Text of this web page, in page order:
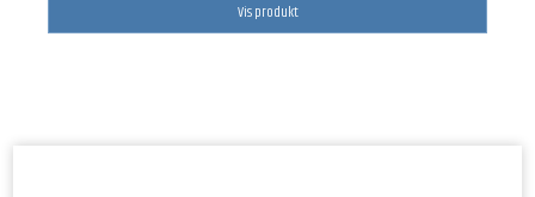
Vis produkt